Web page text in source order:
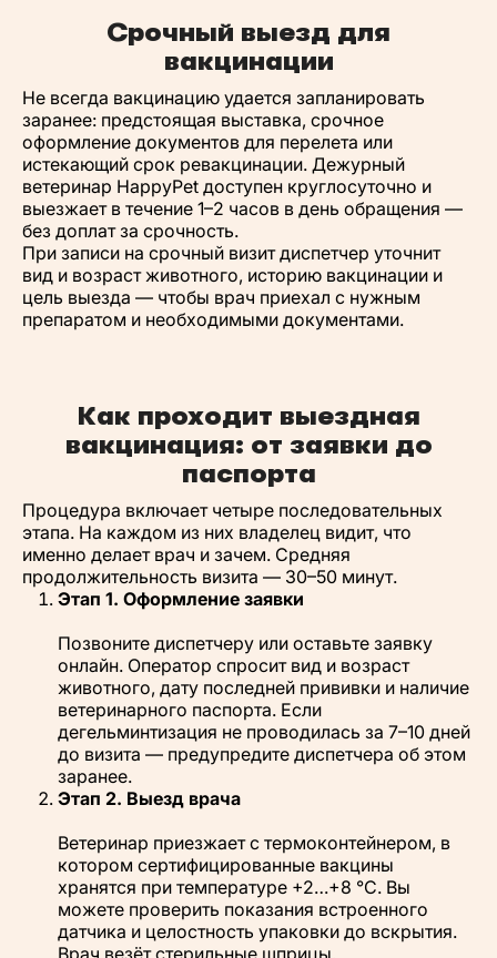
Срочный выезд для
вакцинации
Не всегда вакцинацию удается запланировать
заранее: предстоящая выставка, срочное
оформление документов для перелета или
истекающий срок ревакцинации. Дежурный
ветеринар HappyPet доступен круглосуточно и
выезжает в течение 1–2 часов в день обращения —
без доплат за срочность.
При записи на срочный визит диспетчер уточнит
вид и возраст животного, историю вакцинации и
цель выезда — чтобы врач приехал с нужным
препаратом и необходимыми документами.
Как проходит выездная
вакцинация: от заявки до
паспорта
Процедура включает четыре последовательных
этапа. На каждом из них владелец видит, что
именно делает врач и зачем. Средняя
продолжительность визита — 30–50 минут.
Этап 1. Оформление заявки
Позвоните диспетчеру или оставьте заявку
онлайн. Оператор спросит вид и возраст
животного, дату последней прививки и наличие
ветеринарного паспорта. Если
дегельминтизация не проводилась за 7–10 дней
до визита — предупредите диспетчера об этом
заранее.
Этап 2. Выезд врача
Ветеринар приезжает с термоконтейнером, в
котором сертифицированные вакцины
хранятся при температуре +2…+8 °C. Вы
можете проверить показания встроенного
датчика и целостность упаковки до вскрытия.
Врач везёт стерильные шприцы,